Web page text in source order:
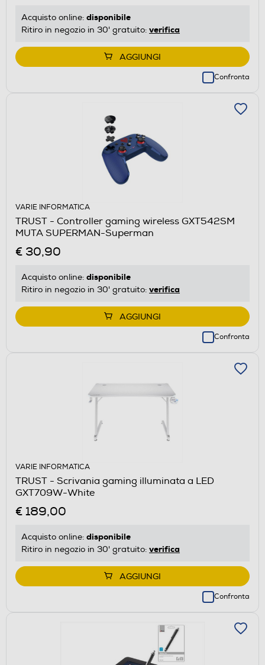
Acquisto online: disponibile
Ritiro in negozio in 30' gratuito: verifica
AGGIUNGI
Confronta
VARIE INFORMATICA
TRUST - Controller gaming wireless GXT542SM
MUTA SUPERMAN-Superman
€ 30,90
Acquisto online: disponibile
Ritiro in negozio in 30' gratuito: verifica
AGGIUNGI
Confronta
VARIE INFORMATICA
TRUST - Scrivania gaming illuminata a LED
GXT709W-White
€ 189,00
Acquisto online: disponibile
Ritiro in negozio in 30' gratuito: verifica
AGGIUNGI
Confronta